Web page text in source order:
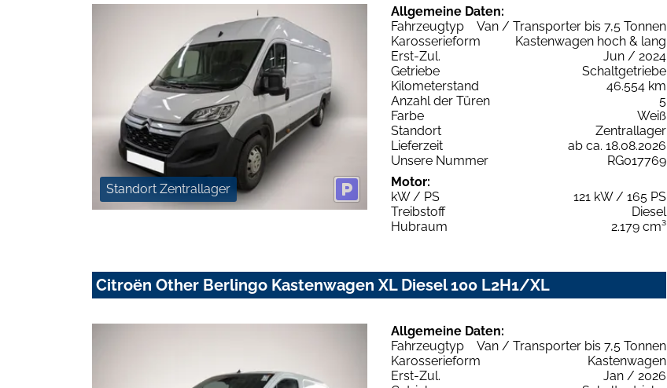
Standort Zentrallager
Allgemeine Daten:
Fahrzeugtyp
Van / Transporter bis 7,5 Tonnen
Karosserieform
Kastenwagen hoch & lang
Erst-Zul.
Jun / 2024
Getriebe
Schaltgetriebe
Kilometerstand
46.554 km
Anzahl der Türen
5
Farbe
Weiß
Standort
Zentrallager
Lieferzeit
ab ca. 18.08.2026
Unsere Nummer
RG017769
Motor:
kW / PS
121 kW / 165 PS
Treibstoff
Diesel
Hubraum
2.179 cm³
Citroën Other Berlingo Kastenwagen XL Diesel 100 L2H1/XL
Allgemeine Daten:
Fahrzeugtyp
Van / Transporter bis 7,5 Tonnen
Karosserieform
Kastenwagen
Erst-Zul.
Jan / 2026